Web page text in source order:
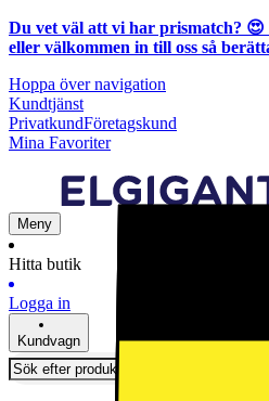
Du vet väl att vi har prismatch? 😍
eller välkommen in till oss så
Hoppa över navigation
Kundtjänst
PrivatkundFöretagskund
Mina Favoriter
Meny
Hitta butik
Logga in
Kundvagn